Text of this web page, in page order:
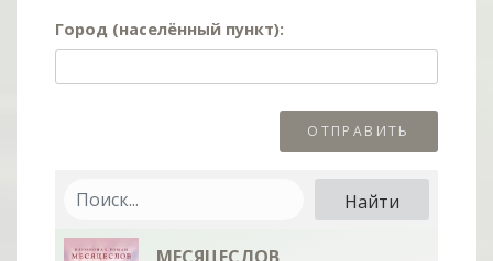
Город (населённый пункт):